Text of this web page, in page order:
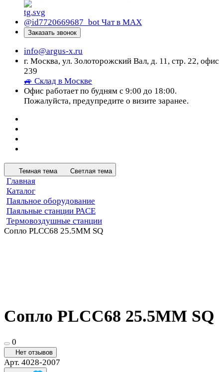
@id7720669687_bot Чат в МАХ
Заказать звонок
info@argus-x.ru
г. Москва, ул. Золоторожский Вал, д. 11, стр. 22, офис
239
🚙 Склад в Москве
Офис работает по будням с 9:00 до 18:00.
Пожалуйста, предупредите о визите заранее.
Темная тема Светлая тема
Главная
Каталог
Паяльное оборудование
Паяльные станции PACE
Термовоздушные станции
Сопло PLCC68 25.5MM SQ
Сопло PLCC68 25.5MM SQ
0
Нет отзывов
Арт. 4028-2007